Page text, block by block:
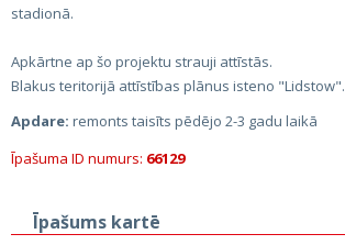
stadionā.
Apkārtne ap šo projektu strauji attīstās.
Blakus teritorijā attīstības plānus isteno "Lidstow".
Apdare: remonts taisīts pēdējo 2-3 gadu laikā
Īpašuma ID numurs: 66129
Īpašums kartē